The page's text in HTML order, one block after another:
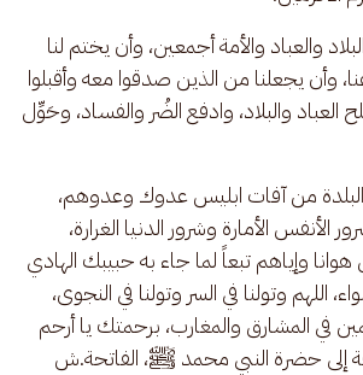
والعباد والأمة أجمعين، وأن يختم لنا
وأن يجعلنا من الذين صدقوا معه وأقبلوا
العباد والبلاد، وادفع الضُر والفساد، وحَوِّل
من آفات ابليس عدوك وعدوهم،
الأمارة وشرور الدنيا الغرارة،
وإياهم تبعاً لما جاء به حبيبك الهادي
اللهم وتولنا في السر وتولنا في النجوى،
في المشارق والمغارب، برحمتك يا أرحم
إلى حضرة النبي محمد ﷺ، الفاتحة.ش